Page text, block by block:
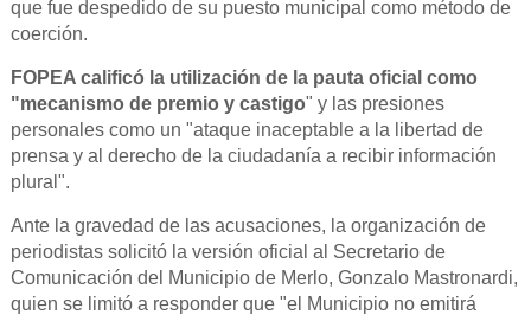
que fue despedido de su puesto municipal como método de
coerción.
FOPEA calificó la utilización de la pauta oficial como
"mecanismo de premio y castigo" y las presiones
personales como un "ataque inaceptable a la libertad de
prensa y al derecho de la ciudadanía a recibir información
plural".
Ante la gravedad de las acusaciones, la organización de
periodistas solicitó la versión oficial al Secretario de
Comunicación del Municipio de Merlo, Gonzalo Mastronardi,
quien se limitó a responder que "el Municipio no emitirá